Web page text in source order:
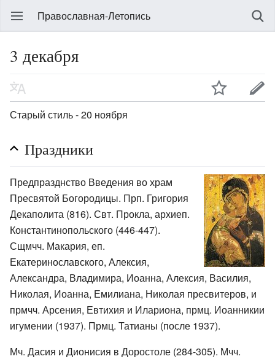
Православная-Летопись
3 декабря
Старый стиль - 20 ноября
Праздники
Предпразднство Введения во храм
Пресвятой Богородицы. Прп. Григория
Декаполита (816). Свт. Прокла, архиеп.
Константинопольского (446-447).
Сщмчч. Макария, еп.
Екатеринославского, Алексия,
Александра, Владимира, Иоанна, Алексия, Василия,
Николая, Иоанна, Емилиана, Николая пресвитеров, и
прмчч. Арсения, Евтихия и Илариона, прмц. Иоанникии
игумении (1937). Прмц. Татианы (после 1937).
Мч. Дасия и Дионисия в Доростоле (284-305). Мчч.